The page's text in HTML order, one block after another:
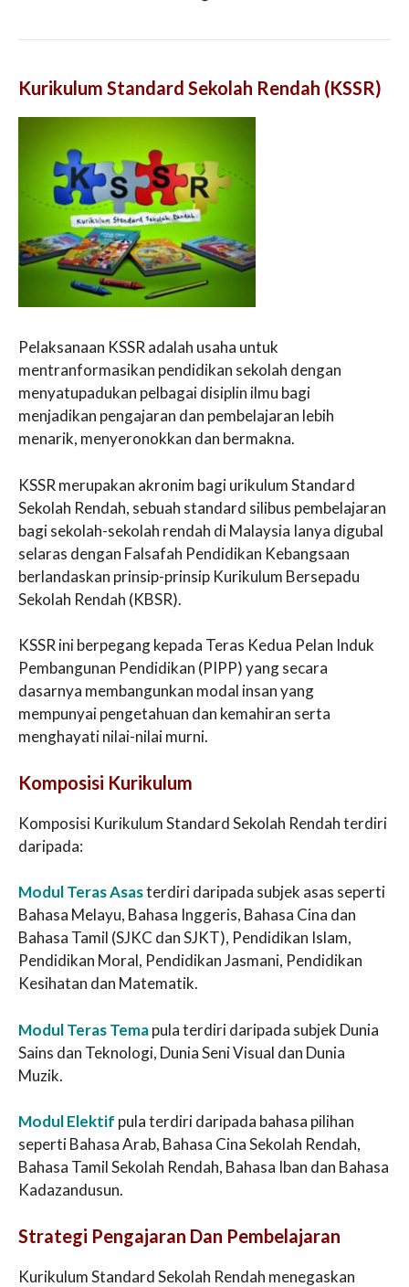
Kurikulum Standard Sekolah Rendah (KSSR)
Pelaksanaan KSSR adalah usaha untuk
mentranformasikan pendidikan sekolah dengan
menyatupadukan pelbagai disiplin ilmu bagi
menjadikan pengajaran dan pembelajaran lebih
menarik, menyeronokkan dan bermakna.
KSSR merupakan akronim bagi urikulum Standard
Sekolah Rendah, sebuah standard silibus pembelajaran
bagi sekolah-sekolah rendah di Malaysia Ianya digubal
selaras dengan Falsafah Pendidikan Kebangsaan
berlandaskan prinsip-prinsip Kurikulum Bersepadu
Sekolah Rendah (KBSR).
KSSR ini berpegang kepada Teras Kedua Pelan Induk
Pembangunan Pendidikan (PIPP) yang secara
dasarnya membangunkan modal insan yang
mempunyai pengetahuan dan kemahiran serta
menghayati nilai-nilai murni.
Komposisi Kurikulum
Komposisi Kurikulum Standard Sekolah Rendah terdiri
daripada:
Modul Teras Asasterdiri daripada subjek asas seperti
Bahasa Melayu, Bahasa Inggeris, Bahasa Cina dan
Bahasa Tamil (SJKC dan SJKT), Pendidikan Islam,
Pendidikan Moral, Pendidikan Jasmani, Pendidikan
Kesihatan dan Matematik.
Modul Teras Temapula terdiri daripada subjek Dunia
Sains dan Teknologi, Dunia Seni Visual dan Dunia
Muzik.
Modul Elektif pula terdiri daripada bahasa pilihan
seperti Bahasa Arab, Bahasa Cina Sekolah Rendah,
Bahasa Tamil Sekolah Rendah, Bahasa Iban dan Bahasa
Kadazandusun.
Strategi Pengajaran Dan Pembelajaran
Kurikulum Standard Sekolah Rendah menegaskan